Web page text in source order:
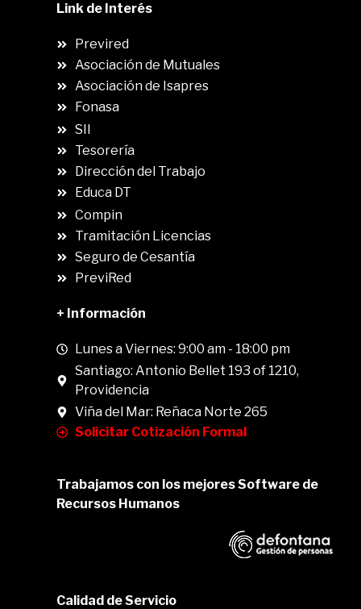
Link de Interés
Previred
Asociación de Mutuales
Asociación de Isapres
Fonasa
SII
Tesorería
Dirección del Trabajo
Educa DT
Compin
Tramitación Licencias
Seguro de Cesantía
PreviRed
+ Información
Lunes a Viernes: 9:00 am - 18:00 pm
Santiago: Antonio Bellet 193 of 1210,
Providencia
Viña del Mar: Reñaca Norte 265
Solicitar Cotización Formal
Trabajamos con los mejores Software de
Recursos Humanos
Calidad de Servicio